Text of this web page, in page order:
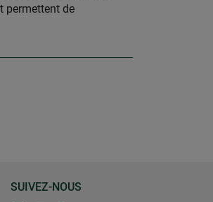
permettent de
SUIVEZ-NOUS